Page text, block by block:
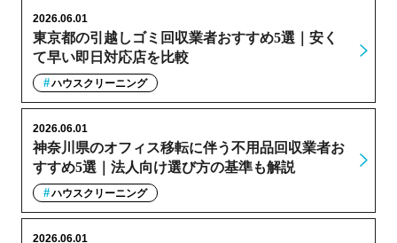
東京都の引越しゴミ回収業者おすすめ5選｜安く
て早い即日対応店を比較
2026.06.01
ハウスクリーニング
神奈川県のオフィス移転に伴う不用品回収業者お
すすめ5選｜法人向け選び方の基準も解説
2026.06.01
ハウスクリーニング
2026.06.01